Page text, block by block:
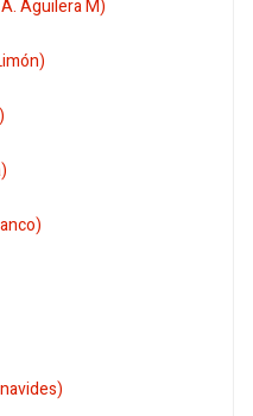
Aguilera M)